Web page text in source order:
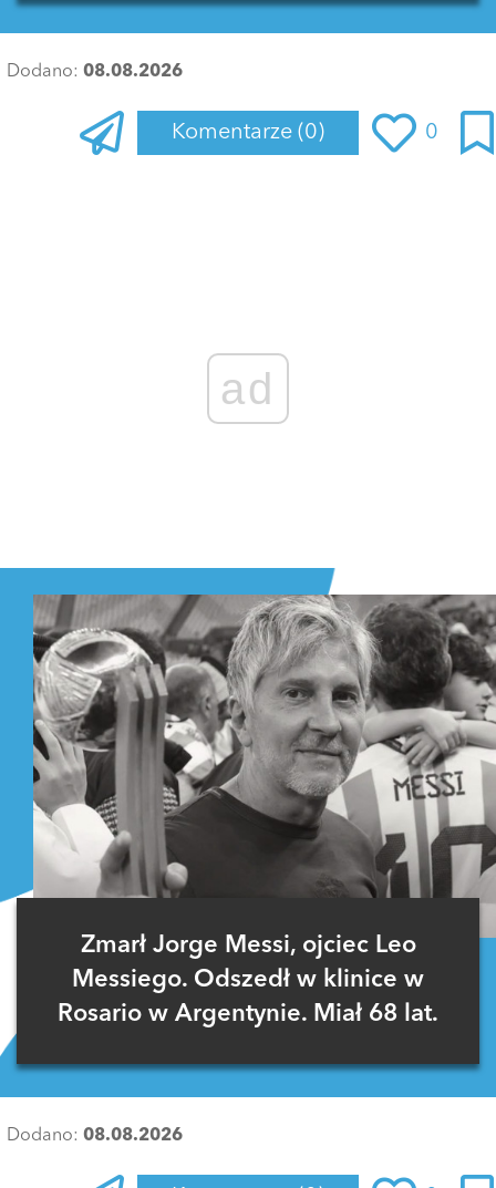
Dodano: 08.08.2026
Komentarze (0) 0
ad
Zmarł Jorge Messi, ojciec Leo
Messiego. Odszedł w klinice w
Rosario w Argentynie. Miał 68 lat.
Dodano: 08.08.2026